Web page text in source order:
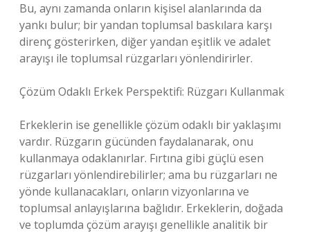
Bu, aynı zamanda onların kişisel alanlarında da
yankı bulur; bir yandan toplumsal baskılara karşı
direnç gösterirken, diğer yandan eşitlik ve adalet
arayışı ile toplumsal rüzgarları yönlendirirler.
Çözüm Odaklı Erkek Perspektifi: Rüzgarı Kullanmak
Erkeklerin ise genellikle çözüm odaklı bir yaklaşımı
vardır. Rüzgarın gücünden faydalanarak, onu
kullanmaya odaklanırlar. Fırtına gibi güçlü esen
rüzgarları yönlendirebilirler; ama bu rüzgarları ne
yönde kullanacakları, onların vizyonlarına ve
toplumsal anlayışlarına bağlıdır. Erkeklerin, doğada
ve toplumda çözüm arayışı genellikle analitik bir